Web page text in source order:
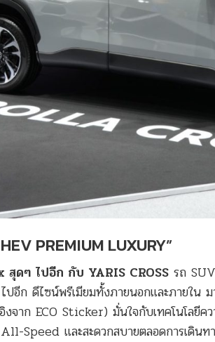
PREMIUM LUXURY”
ดๆ ไปอีก กับ YARIS CROSS รถ
ปอีก ดีไซน์พรีเมียมทั้งภายนอกและภายใน
งจาก ECO Sticker) มั่นใจกับเทคโนโล
Speed และสะดวกสบายตลอดการเดิน